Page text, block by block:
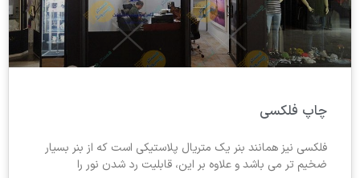
چاپ فلکسی
فلکسی نیز همانند بنر یک متریال پلاستیکی است که از بنر بسیار
ضخیم تر می باشد و علاوه بر این، قابلیت رد شدن نور را